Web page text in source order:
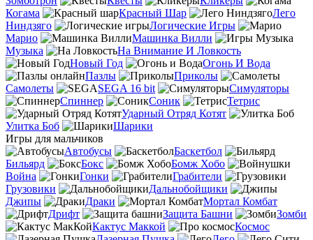
Когама
Красный Шар
Лего
Ниндзяго
Логические Игры
Марио
Машинка Вилли
Музыка
На Внимание И Ловкость
Новый Год
Огонь И Вода
Пазлы
Приколы
Самолеты
SEGA 16 bit
Симуляторы
Спиннер
Соник
Тетрис
Ударный Отряд Котят
Улитка Боб
Шарики
Игры для мальчиков
Автобусы
Баскетбол
Бильярд
Бокс
Бомж Хобо
Война
Гонки
Грабители
Грузовики
Дальнобойщики
Джипы
Драки
Мортал Комбат
Дрифт
Защита Башни
Зомби
Кактус Маккой
Космос